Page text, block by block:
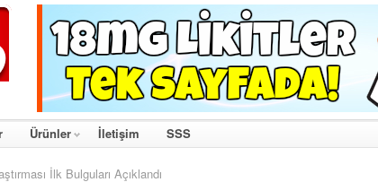
Ürünler İletişim SSS
İlk Bulguları Açıklandı